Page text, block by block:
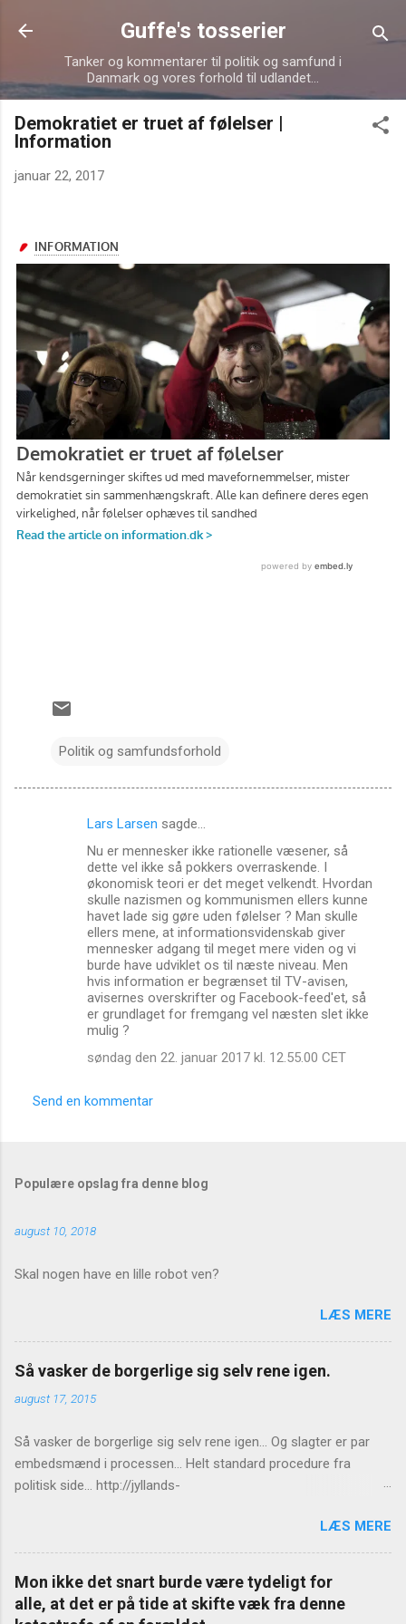
Gå videre til hovedindholdet
Guffe's tosserier
Tanker og kommentarer til politik og samfund i
Danmark og vores forhold til udlandet...
Demokratiet er truet af følelser |
Information
januar 22, 2017
Politik og samfundsforhold
Lars Larsen sagde…
Nu er mennesker ikke rationelle væsener, så
dette vel ikke så pokkers overraskende. I
økonomisk teori er det meget velkendt. Hvordan
skulle nazismen og kommunismen ellers kunne
havet lade sig gøre uden følelser ? Man skulle
ellers mene, at informationsvidenskab giver
mennesker adgang til meget mere viden og vi
burde have udviklet os til næste niveau. Men
hvis information er begrænset til TV-avisen,
avisernes overskrifter og Facebook-feed'et, så
er grundlaget for fremgang vel næsten slet ikke
mulig ?
søndag den 22. januar 2017 kl. 12.55.00 CET
Send en kommentar
Populære opslag fra denne blog
august 10, 2018
Skal nogen have en lille robot ven?
LÆS MERE
Så vasker de borgerlige sig selv rene igen.
august 17, 2015
Så vasker de borgerlige sig selv rene igen... Og slagter er par
embedsmænd i processen... Helt standard procedure fra
politisk side... http://jyllands-
LÆS MERE
Mon ikke det snart burde være tydeligt for
alle, at det er på tide at skifte væk fra denne